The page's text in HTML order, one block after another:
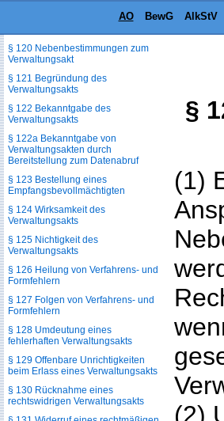
AO BewG AlkStV
§
(1)
(2)
§ 119 Bestimmtheit und Form des
§ 120 Nebenbestimmungen zum
Verwaltungsakt
§ 121 Begründung des
Verwaltungsakts
§ 122 Bekanntgabe des
Verwaltungsakts
§ 122a Bekanntgabe von
Verwaltungsakten durch
Bereitstellung zum Datenabruf
§ 123 Bestellung eines
Empfangsbevollmächtigten
§ 124 Wirksamkeit des
Verwaltungsakts
§ 125 Nichtigkeit des
Verwaltungsakts
§ 126 Heilung von Verfahrens- und
Formfehlern
§ 127 Folgen von Verfahrens- und
Formfehlern
§ 128 Umdeutung eines
fehlerhaften Verwaltungsakts
§ 129 Offenbare Unrichtigkeiten
beim Erlass eines Verwaltungsakts
§ 130 Rücknahme eines
rechtswidrigen Verwaltungsakts